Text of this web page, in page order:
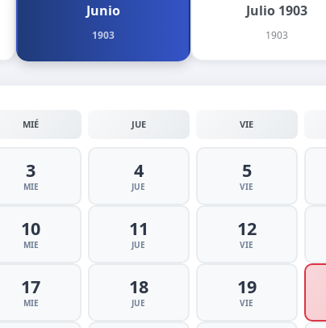
Junio
1903
Julio 1903
1903
MIÉ JUE VIE
3
MIE
4
JUE
5
VIE
10
MIE
11
JUE
12
VIE
17
MIE
18
JUE
19
VIE